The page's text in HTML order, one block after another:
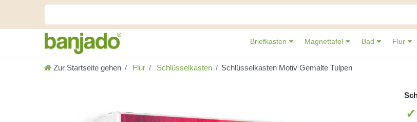
Briefkasten Magnettafel Bad Flur
Zur Startseite gehen Flur Schlüsselkasten Schlüsselkasten Motiv Gemalte Tulpen